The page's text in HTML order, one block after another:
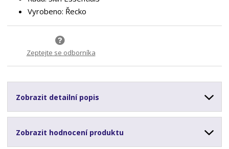
Vyrobeno: Řecko
Zeptejte se odborníka
Zobrazit detailní popis
Zobrazit hodnocení produktu